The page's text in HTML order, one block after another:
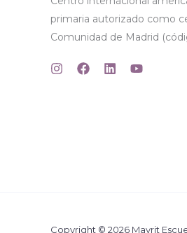
primaria autorizado como
Comunidad de Madrid
Copyright © 2026 Mayrit